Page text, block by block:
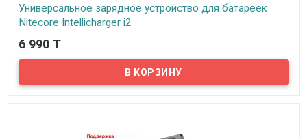
Универсальное зарядное устройство для батареек
Nitecore Intellicharger i2
В наличии
Intellicharger i2 - это качественное универсальное зарядное
устройство для батареек, подходит для зарядки практически
всех типов аккумуляторов. Одно зарядное устройство
6 990 T